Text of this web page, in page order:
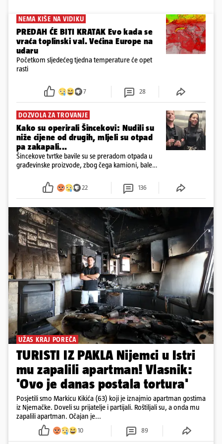
NEMA KIŠE NA VIDIKU
PREDAH ĆE BITI KRATAK Evo kada se
vraća toplinski val. Većina Europe na
udaru
Početkom sljedećeg tjedna temperature će opet
rasti
7 28
DOZVOLA ZA TROVANJE
Kako su operirali Šincekovi: Nudili su
niže cijene od drugih, mljeli su otpad
pa zakapali...
Šincekove tvrtke bavile su se preradom otpada u
građevinske proizvode, zbog čega kamioni, bale
22 136
UŽAS KRAJ POREČA
TURISTI IZ PAKLA Nijemci u Istri
mu zapalili apartman! Vlasnik:
'Ovo je danas postala tortura'
Posjetili smo Markicu Kikića (63) koji je iznajmio apartman gostima
iz Njemačke. Doveli su prijatelje i partijali. Roštiljali su, a onda mu
zapalili apartman. Očajan je...
10 89